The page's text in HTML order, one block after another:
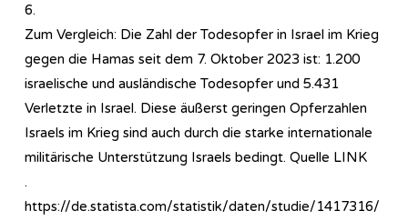
6.
Zum Vergleich: Die Zahl der Todesopfer in Israel im Krieg
gegen die Hamas seit dem 7. Oktober 2023 ist: 1.200
israelische und ausländische Todesopfer und 5.431
Verletzte in Israel. Diese äußerst geringen Opferzahlen
Israels im Krieg sind auch durch die starke internationale
militärische Unterstützung Israels bedingt. Quelle LINK
.
https://de.statista.com/statistik/daten/studie/1417316/